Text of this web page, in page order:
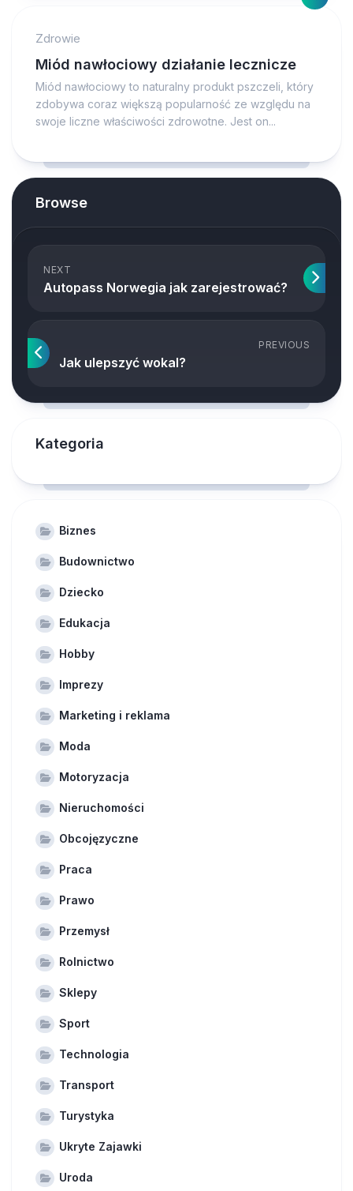
Zdrowie
Miód nawłociowy działanie lecznicze
Miód nawłociowy to naturalny produkt pszczeli, który
zdobywa coraz większą popularność ze względu na
swoje liczne właściwości zdrowotne. Jest on...
Browse
NEXT
Autopass Norwegia jak zarejestrować?
PREVIOUS
Jak ulepszyć wokal?
Kategoria
Biznes
Budownictwo
Dziecko
Edukacja
Hobby
Imprezy
Marketing i reklama
Moda
Motoryzacja
Nieruchomości
Obcojęzyczne
Praca
Prawo
Przemysł
Rolnictwo
Sklepy
Sport
Technologia
Transport
Turystyka
Ukryte Zajawki
Uroda